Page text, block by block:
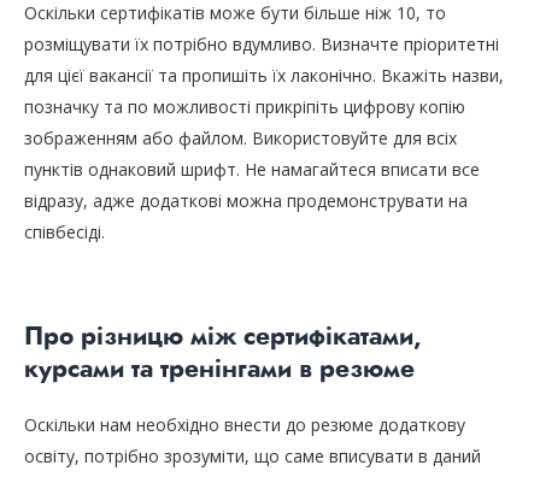
Оскільки сертифікатів може бути більше ніж 10, то
розміщувати їх потрібно вдумливо. Визначте пріоритетні
для цієї вакансії та пропишіть їх лаконічно. Вкажіть назви,
позначку та по можливості прикріпіть цифрову копію
зображенням або файлом. Використовуйте для всіх
пунктів однаковий шрифт. Не намагайтеся вписати все
відразу, адже додаткові можна продемонструвати на
співбесіді.
Про різницю між сертифікатами,
курсами та тренінгами в резюме
Оскільки нам необхідно внести до резюме додаткову
освіту, потрібно зрозуміти, що саме вписувати в даний